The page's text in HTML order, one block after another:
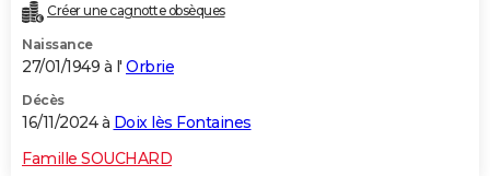
Créer une cagnotte obsèques
Naissance
27/01/1949 à l' Orbrie
Décès
16/11/2024 à Doix lès Fontaines
Famille SOUCHARD